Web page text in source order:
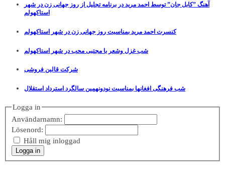
آهنگ ”کابل جان” توسط احمد مرید در برنامه تجلیل از روز جهانی زن در شهر
استاکهولم
کنسرت احمد مرید بمناسبت روز جهانی زن در شهر استاکهولم
شب غزل وشعر با مجتبی محب در شهر استاکهولم
شرکت قالین فروشی
شب فرهنگی افغانها بمناسبت نودونهمین سالگرد استرداد استقلال
Logga in
Användarnamn:
Lösenord:
Håll mig inloggad
Logga in